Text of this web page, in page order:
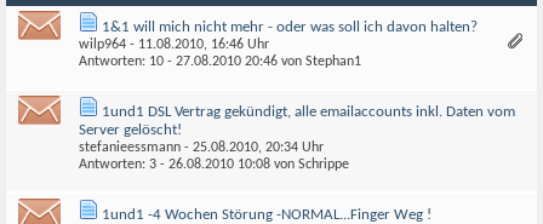
1&1 will mich nicht mehr - oder was soll ich davon halten?
wilp964 - 11.08.2010, 16:46 Uhr
Antworten: 10 - 27.08.2010 20:46 von Stephan1
1und1 DSL Vertrag gekündigt, alle emailaccounts inkl. Daten vom
Server gelöscht!
stefanieessmann - 25.08.2010, 20:34 Uhr
Antworten: 3 - 26.08.2010 10:08 von Schrippe
1und1 -4 Wochen Störung -NORMAL...Finger Weg !